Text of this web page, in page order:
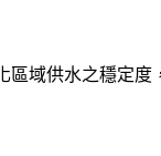
區域供水之穩定